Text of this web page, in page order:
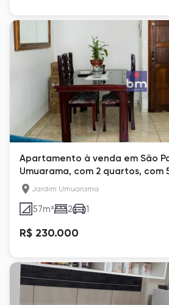
Apartamento à venda em São
Umuarama, com 2 quartos, com
Minas Gerais
Jardim Umuarama
57m² 2 1
R$ 230.000